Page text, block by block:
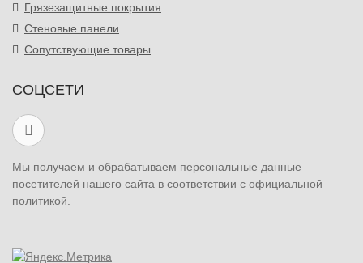
Грязезащитные покрытия
Стеновые панели
Сопутствующие товары
СОЦСЕТИ
Мы получаем и обрабатываем персональные данные
посетителей нашего сайта в соответствии с официальной
политикой.